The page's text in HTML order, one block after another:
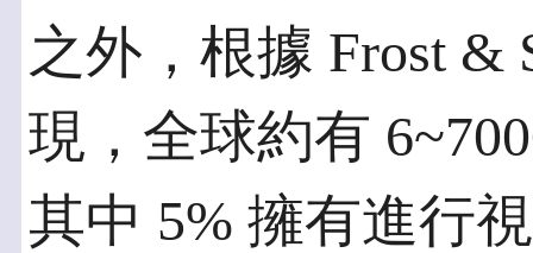
之外，根據 Frost &
現，全球約有
其中 5% 擁有進行